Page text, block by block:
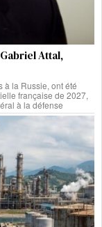
Attal,
à la Russie, ont été
française de 2027,
à la défense